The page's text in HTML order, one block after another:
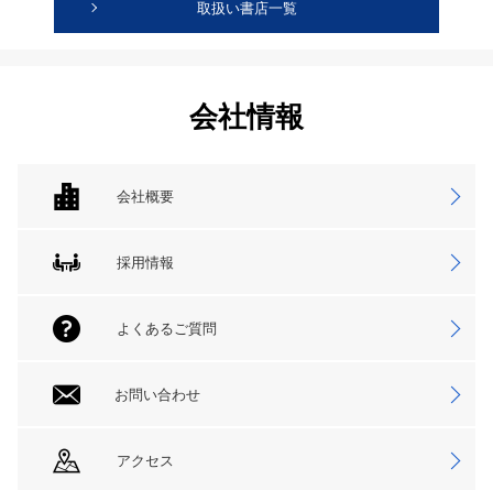
取扱い書店一覧
会社情報
会社概要
採用情報
よくあるご質問
お問い合わせ
アクセス